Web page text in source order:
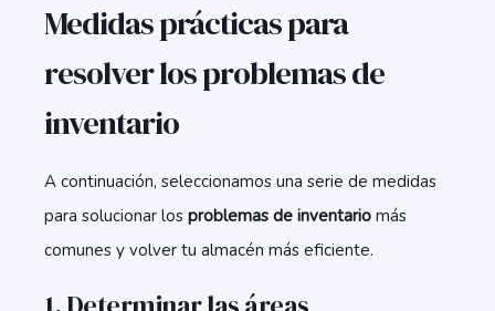
Medidas prácticas para
resolver los problemas de
inventario
A continuación, seleccionamos una serie de medidas
para solucionar los problemas de inventario más
comunes y volver tu almacén más eficiente.